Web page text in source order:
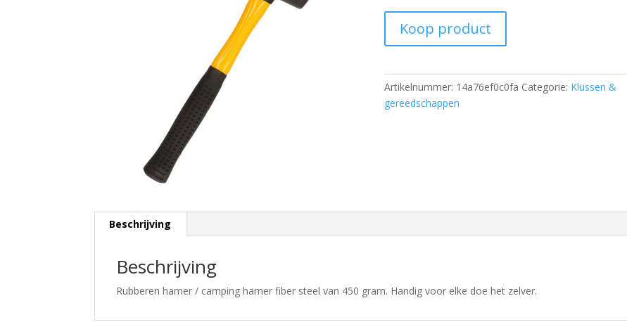
Koop product
Artikelnummer: 14a76ef0c0fa Categorie: Klussen &
gereedschappen
Beschrijving
Beschrijving
Rubberen hamer / camping hamer fiber steel van 450 gram. Handig voor elke doe het zelver.